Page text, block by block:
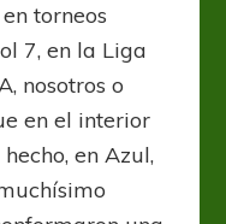
torneos
7, en la Liga
nosotros o
en el interior
en Azul,